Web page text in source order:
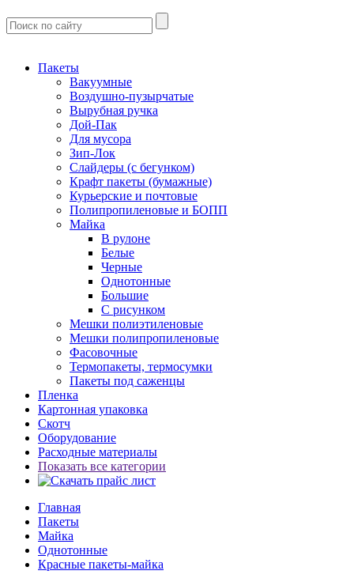
Пакеты
Вакуумные
Воздушно-пузырчатые
Вырубная ручка
Дой-Пак
Для мусора
Зип-Лок
Слайдеры (с бегунком)
Крафт пакеты (бумажные)
Курьерские и почтовые
Полипропиленовые и БОПП
Майка
В рулоне
Белые
Черные
Однотонные
Большие
С рисунком
Мешки полиэтиленовые
Мешки полипропиленовые
Фасовочные
Термопакеты, термосумки
Пакеты под саженцы
Пленка
Картонная упаковка
Скотч
Оборудование
Расходные материалы
Показать все категории
Главная
Пакеты
Майка
Однотонные
Красные пакеты-майка